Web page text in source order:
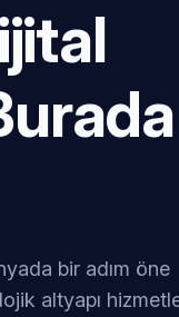
bir adım öne
altyapı